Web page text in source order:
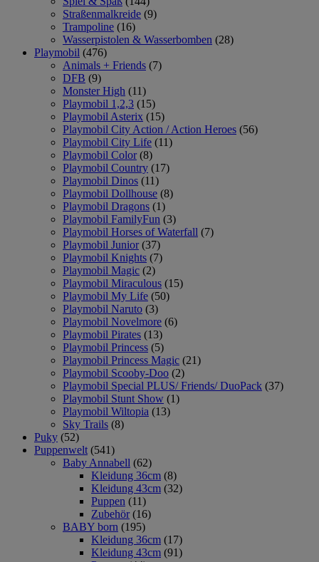
Straßenmalkreide (9)
Trampoline (16)
Wasserpistolen & Wasserbomben (28)
Playmobil (476)
Animals + Friends (7)
DFB (9)
Monster High (11)
Playmobil 1,2,3 (15)
Playmobil Asterix (15)
Playmobil City Action / Action Heroes (56)
Playmobil City Life (11)
Playmobil Color (8)
Playmobil Country (17)
Playmobil Dinos (11)
Playmobil Dollhouse (8)
Playmobil Dragons (1)
Playmobil FamilyFun (3)
Playmobil Horses of Waterfall (7)
Playmobil Junior (37)
Playmobil Knights (7)
Playmobil Magic (2)
Playmobil Miraculous (15)
Playmobil My Life (50)
Playmobil Naruto (3)
Playmobil Novelmore (6)
Playmobil Pirates (13)
Playmobil Princess (5)
Playmobil Princess Magic (21)
Playmobil Scooby-Doo (2)
Playmobil Special PLUS/ Friends/ DuoPack (37)
Playmobil Stunt Show (1)
Playmobil Wiltopia (13)
Sky Trails (8)
Puky (52)
Puppenwelt (541)
Baby Annabell (62)
Kleidung 36cm (8)
Kleidung 43cm (32)
Puppen (11)
Zubehör (16)
BABY born (195)
Kleidung 36cm (17)
Kleidung 43cm (91)